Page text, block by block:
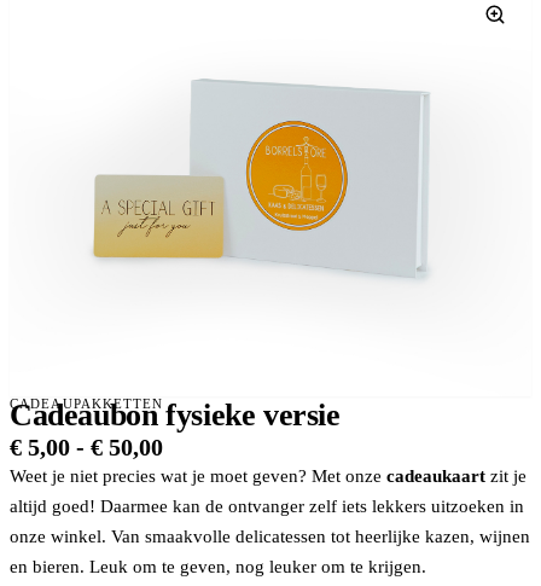
CADEAUPAKKETTEN
Cadeaubon fysieke versie
€ 5,00 - € 50,00Prijsklasse:
€ 5,00
tot
€ 50,00
Weet je niet precies wat je moet geven? Met onze cadeaukaart zit je
altijd goed! Daarmee kan de ontvanger zelf iets lekkers uitzoeken in
onze winkel. Van smaakvolle delicatessen tot heerlijke kazen, wijnen
en bieren. Leuk om te geven, nog leuker om te krijgen.